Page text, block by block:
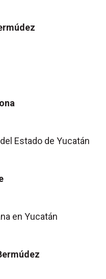
Estado de Yucatán
en Yucatán